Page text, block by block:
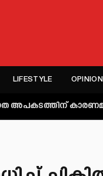
LIFESTYLE OPINION
കാരണമായെന്ന്